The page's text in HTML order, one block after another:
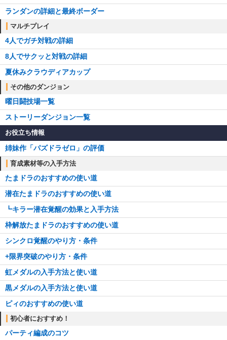
ランダンの詳細と最終ボーダー
マルチプレイ
4人でガチ対戦の詳細
8人でサクッと対戦の詳細
夏休みクラウディアカップ
その他のダンジョン
曜日闘技場一覧
ストーリーダンジョン一覧
お役立ち情報
姉妹作「パズドラゼロ」の評価
育成素材等の入手方法
たまドラのおすすめの使い道
潜在たまドラのおすすめの使い道
┗キラー潜在覚醒の効果と入手方法
枠解放たまドラのおすすめの使い道
シンクロ覚醒のやり方・条件
+限界突破のやり方・条件
虹メダルの入手方法と使い道
黒メダルの入手方法と使い道
ピィのおすすめの使い道
初心者におすすめ！
パーティ編成のコツ